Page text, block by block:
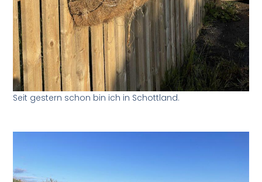
Seit gestern schon bin ich in Schottland.